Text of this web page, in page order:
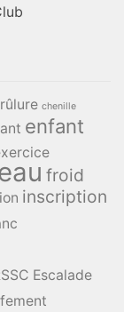
chenille
enfant
froid
inscription
Escalade